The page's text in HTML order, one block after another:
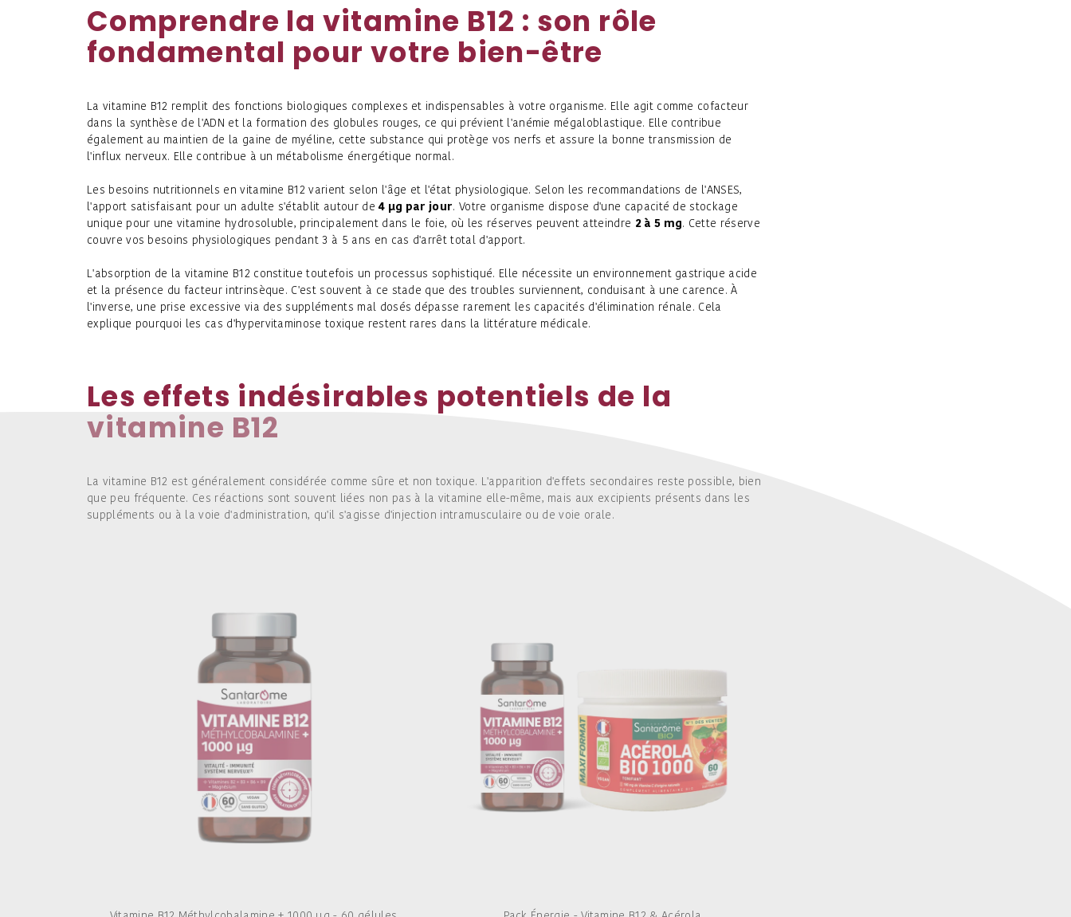
Comprendre la vitamine B12 : son rôle
fondamental pour votre bien-être
La vitamine B12 remplit des fonctions biologiques complexes et indispensables à votre organisme. Elle agit comme cofacteur
dans la synthèse de l'ADN et la formation des globules rouges, ce qui prévient l'anémie mégaloblastique. Elle contribue
également au maintien de la gaine de myéline, cette substance qui protège vos nerfs et assure la bonne transmission de
l'influx nerveux. Elle contribue à un métabolisme énergétique normal.
Les besoins nutritionnels en vitamine B12 varient selon l'âge et l'état physiologique. Selon les recommandations de l'ANSES,
l'apport satisfaisant pour un adulte s'établit autour de4 µg par jour. Votre organisme dispose d'une capacité de stockage
unique pour une vitamine hydrosoluble, principalement dans le foie, où les réserves peuvent atteindre 2 à 5 mg. Cette réserve
couvre vos besoins physiologiques pendant 3 à 5 ans en cas d'arrêt total d'apport.
L'absorption de la vitamine B12 constitue toutefois un processus sophistiqué. Elle nécessite un environnement gastrique acide
et la présence du facteur intrinsèque. C'est souvent à ce stade que des troubles surviennent, conduisant à une carence. À
l'inverse, une prise excessive via des suppléments mal dosés dépasse rarement les capacités d'élimination rénale. Cela
explique pourquoi les cas d'hypervitaminose toxique restent rares dans la littérature médicale.
Les effets indésirables potentiels de la
vitamine B12
La vitamine B12 est généralement considérée comme sûre et non toxique. L'apparition d'effets secondaires reste possible, bien
que peu fréquente. Ces réactions sont souvent liées non pas à la vitamine elle-même, mais aux excipients présents dans les
suppléments ou à la voie d'administration, qu'il s'agisse d'injection intramusculaire ou de voie orale.